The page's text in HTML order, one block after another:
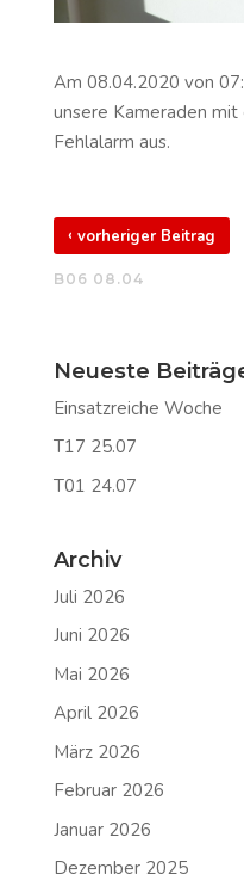
Am 08.04.2020 von
unsere Kameraden
Fehlalarm aus.
‹ vorheriger Beitrag
B06 08.04
Neueste
Einsatzreiche Woche
T17 25.07
T01 24.07
Archiv
Juli 2026
Juni 2026
Mai 2026
April 2026
März 2026
Februar 2026
Januar 2026
Dezember 2025